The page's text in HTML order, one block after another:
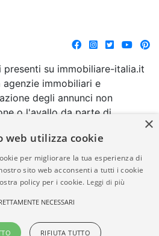
presenti su immobiliare-italia.it
immobiliari e
degli annunci non
o l'avallo da parte di
immobiliare-italia.it
della veridicità, della
della normativa in
di alcun altro aspetto dei
Powered by
×
web utilizza cookie
per migliorare la tua esperienza di
sito web acconsenti a tutti i cookie
policy per i cookie. Leggi di più
NECESSARI
RIFIUTA TUTTO